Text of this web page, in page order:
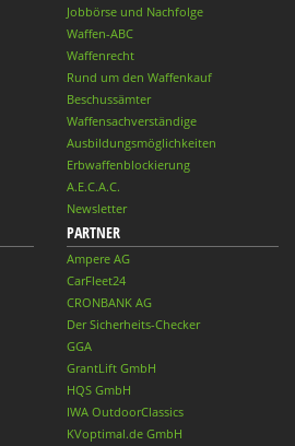
Jobbörse und Nachfolge
Waffen-ABC
Waffenrecht
Rund um den Waffenkauf
Beschussämter
Waffensachverständige
Ausbildungsmöglichkeiten
Erbwaffenblockierung
A.E.C.A.C.
Newsletter
PARTNER
Ampere AG
CarFleet24
CRONBANK AG
Der Sicherheits-Checker
GGA
GrantLift GmbH
HQS GmbH
IWA OutdoorClassics
KVoptimal.de GmbH